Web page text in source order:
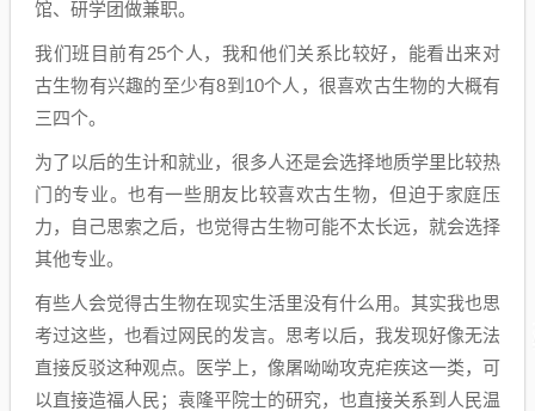
馆、研学团做兼职。
我们班目前有25个人，我和他们关系比较好，能看出来对
古生物有兴趣的至少有8到10个人，很喜欢古生物的大概有
三四个。
为了以后的生计和就业，很多人还是会选择地质学里比较热
门的专业。也有一些朋友比较喜欢古生物，但迫于家庭压
力，自己思索之后，也觉得古生物可能不太长远，就会选择
其他专业。
有些人会觉得古生物在现实生活里没有什么用。其实我也思
考过这些，也看过网民的发言。思考以后，我发现好像无法
直接反驳这种观点。医学上，像屠呦呦攻克疟疾这一类，可
以直接造福人民；袁隆平院士的研究，也直接关系到人民温